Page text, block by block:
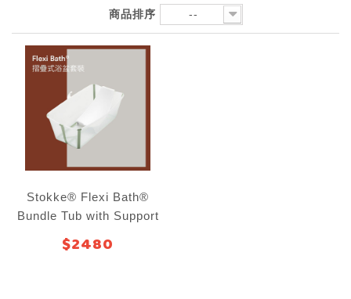
商品排序 --
Stokke® Flexi Bath®
Bundle Tub with Support
嬰兒浴架）
$2480